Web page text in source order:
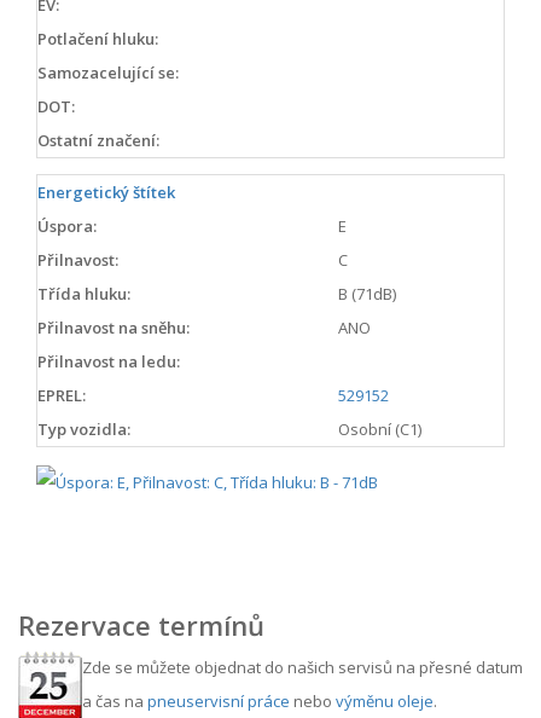
Potlačení hluku:
Samozacelující se:
DOT:
Ostatní značení:
Energetický štítek
Úspora:
E
Přilnavost:
C
Třída hluku:
B (71dB)
Přilnavost na sněhu:
ANO
Přilnavost na ledu:
EPREL:
529152
Typ vozidla:
Osobní (C1)
Rezervace termínů
Zde se můžete objednat do našich servisů na přesné datum
a čas na pneuservisní práce nebo výměnu oleje.